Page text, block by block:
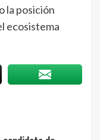
la posición
ecosistema